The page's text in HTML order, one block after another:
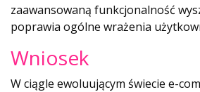
zaawansowaną funkcjonalność
poprawia ogólne wrażenia
Wniosek
W ciągle ewoluującym świecie e-